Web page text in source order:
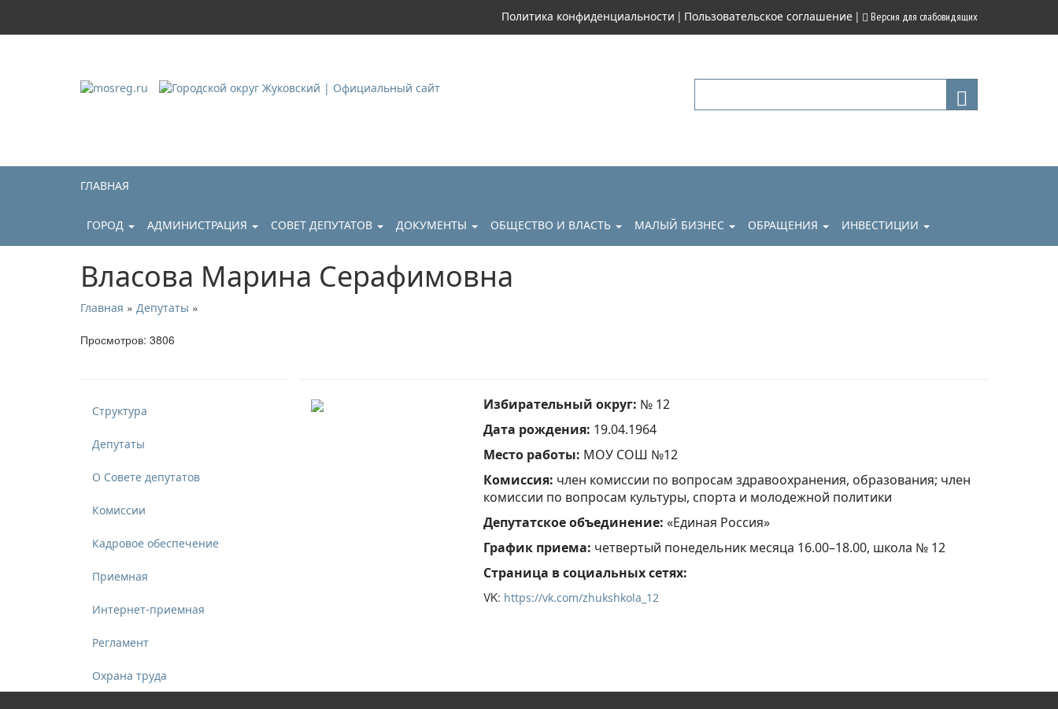
Политика конфиденциальности | Пользовательское соглашение | Версия для слабовидящих
ГЛАВНАЯ
ГОРОД АДМИНИСТРАЦИЯ СОВЕТ ДЕПУТАТОВ ДОКУМЕНТЫ ОБЩЕСТВО И ВЛАСТЬ МАЛЫЙ БИЗНЕС ОБРАЩЕНИЯ ИНВЕСТИЦИИ
Власова Марина Серафимовна
Главная » Депутаты »
Просмотров: 3806
Структура
Депутаты
О Совете депутатов
Комиссии
Кадровое обеспечение
Приемная
Интернет-приемная
Регламент
Охрана труда
Избирательный округ: № 12
Дата рождения: 19.04.1964
Место работы: МОУ СОШ №12
Комиссия: член комиссии по вопросам здравоохранения, образования; член
комиссии по вопросам культуры, спорта и молодежной политики
Депутатское объединение: «Единая Россия»
График приема: четвертый понедельник месяца 16.00–18.00, школа № 12
Страница в социальных сетях:
VK: https://vk.com/zhukshkola_12